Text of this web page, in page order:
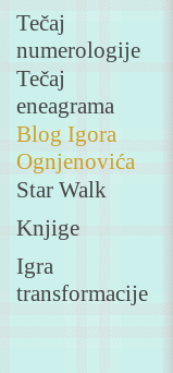
Tečaj
numerologije
Tečaj
eneagrama
Blog Igora
Ognjenovića
Star Walk
Knjige
Igra
transformacije